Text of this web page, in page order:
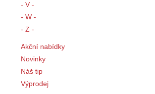
- V -
- W -
- Z -
Akční nabídky
Novinky
Náš tip
Výprodej